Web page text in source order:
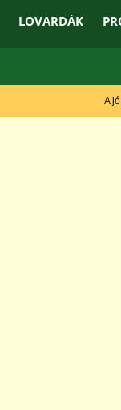
LOVARDÁK
A jó